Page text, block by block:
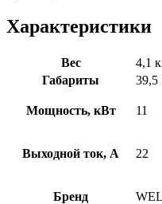
Характеристики
Вес
4,1
Габариты
39,5
Мощность, кВт 11
Выходной ток, А 22
Бренд